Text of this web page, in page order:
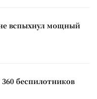
вспыхнул мощный
беспилотников